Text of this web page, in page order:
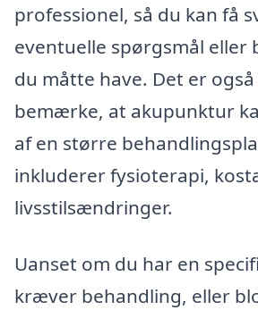
professionel, så du kan få
eventuelle spørgsmål eller
du måtte have. Det er
bemærke, at akupunktur
af en større
inkluderer fysioterapi,
livsstilsændringer.
Uanset om du har en
kræver behandling, eller